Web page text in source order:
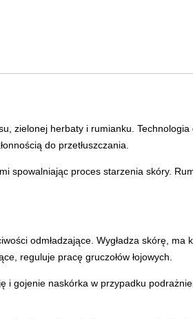
zielonej herbaty i rumianku.
do przetłuszczania.
proces starzenia skóry.
odmładzające. Wygładza skórę, ma
reguluje pracę gruczołów łojowych.
i gojenie naskórka w przypadku